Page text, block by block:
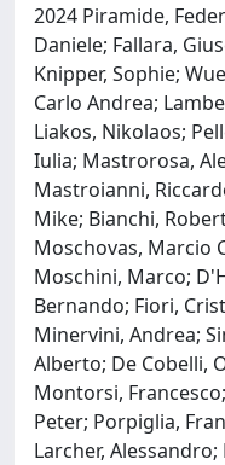
2024 Piramide,
Daniele; Fallara,
Knipper, Sophie;
Carlo Andrea;
Liakos, Nikolaos;
Iulia; Mastrorosa,
Mastroianni,
Mike; Bianchi,
Moschovas, Marcio
Moschini, Marco;
Bernando; Fiori,
Minervini, Andrea;
Alberto; De Cobelli,
Montorsi,
Peter; Porpiglia,
Larcher,